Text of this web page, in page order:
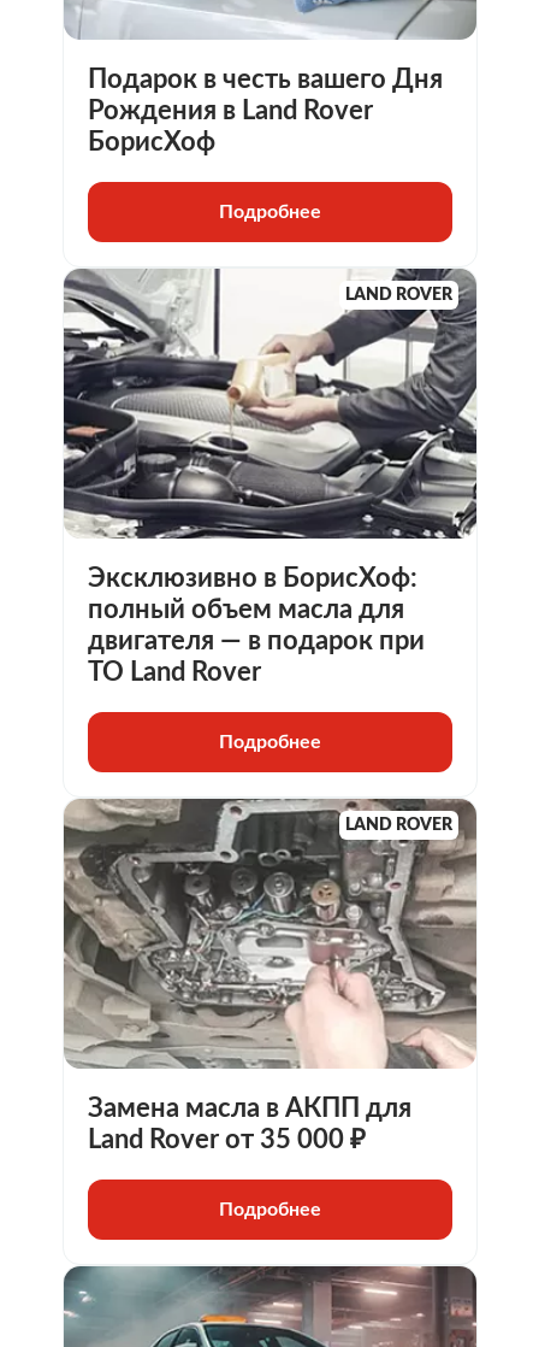
Подарок в честь вашего Дня
Рождения в Land Rover
БорисХоф
Подробнее
LAND ROVER
Эксклюзивно в БорисХоф:
полный объем масла для
двигателя — в подарок при
ТО Land Rover
Подробнее
LAND ROVER
Замена масла в АКПП для
Land Rover от 35 000 ₽
Подробнее